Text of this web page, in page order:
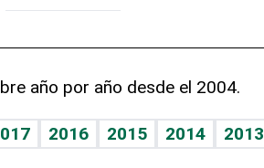
año por año desde el 2004.
2016 2015 2014 2013